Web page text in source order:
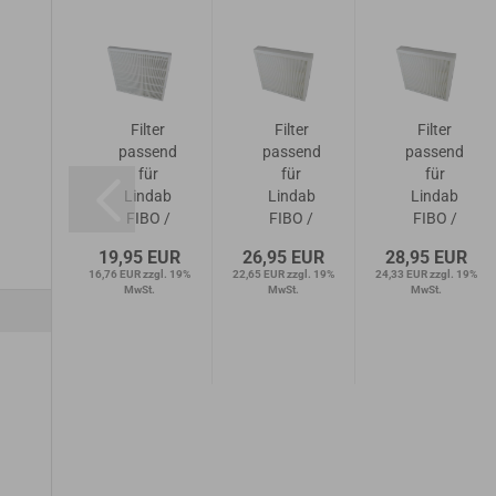
Filter
passend
für
Lindab
FIBO /
100-200
| 1x M5
19,95 EUR
16,76 EUR zzgl. 19%
MwSt.
Filter
passend
für
Lindab
FIBO /
100-200
| 1x F7
26,95 EUR
22,65 EUR zzgl. 19%
MwSt.
Filter
passend
für
Lindab
FIBO /
100-200
| 1x F9
28,95 EUR
24,33 EUR zzgl. 19%
MwSt.